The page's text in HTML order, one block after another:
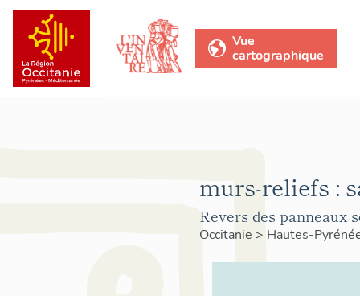
Vue
cartographique
murs-reliefs :
Revers des panneaux
Occitanie > Hautes-